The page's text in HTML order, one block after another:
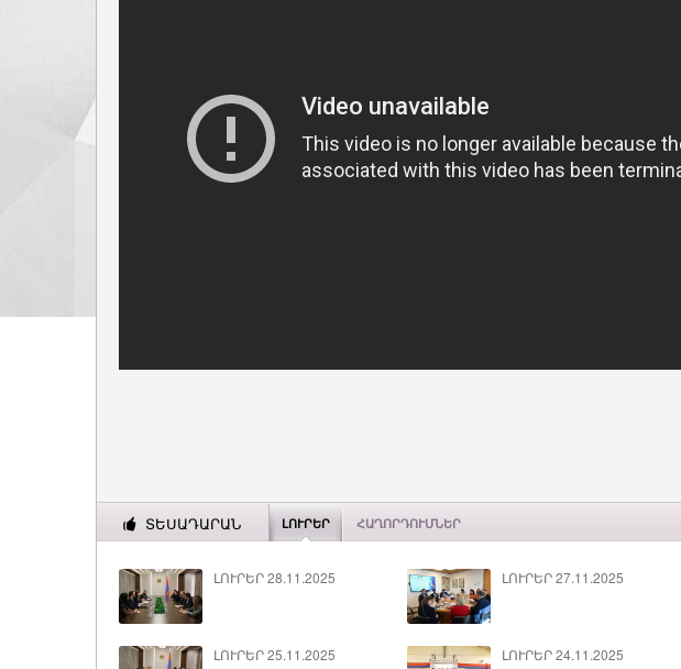
ՏԵՍԱԴԱՐԱՆ ԼՈՒՐԵՐ ՀԱՂՈՐԴՈՒՄՆԵՐ
ԼՈՒՐԵՐ 28.11.2025 ԼՈՒՐԵՐ 27.11.2025
ԼՈՒՐԵՐ 25.11.2025 ԼՈՒՐԵՐ 24.11.2025